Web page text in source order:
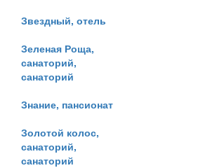
Звездный, отель
Зеленая Роща,
санаторий,
санаторий
Знание, пансионат
Золотой колос,
санаторий,
санаторий